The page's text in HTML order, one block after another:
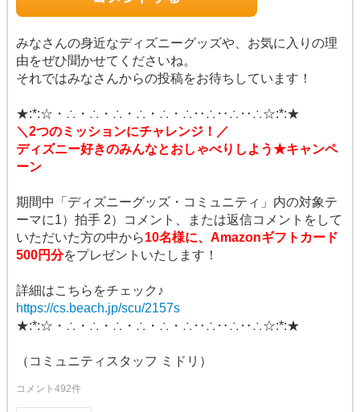
みなさんの身近なディズニーグッズや、お気に入りの理
由をぜひ聞かせてくださいね。
それではみなさんからの投稿をお待ちしています！
★:*:☆・∴・∴・∴・∴・∴・∴‥∴‥∴‥∴☆:*:★
＼2つのミッションにチャレンジ！／
ディズニー好きのみんなとおしゃべりしよう★キャンペ
ーン
期間中「ディズニーグッズ・コミュニティ」内の対象テ
ーマに1）拍手 2）コメント、または返信コメントをして
いただいた方の中から10名様に、Amazonギフトカード
500円分をプレゼントいたします！
詳細はこちらをチェック♪
https://cs.beach.jp/scu/2157s
★:*:☆・∴・∴・∴・∴・∴・∴‥∴‥∴‥∴☆:*:★
（コミュニティスタッフ ミドリ）
コメント492件